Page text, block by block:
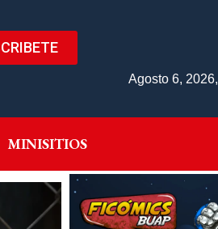
Agosto 6,
MINISITIOS
MINISITIOS